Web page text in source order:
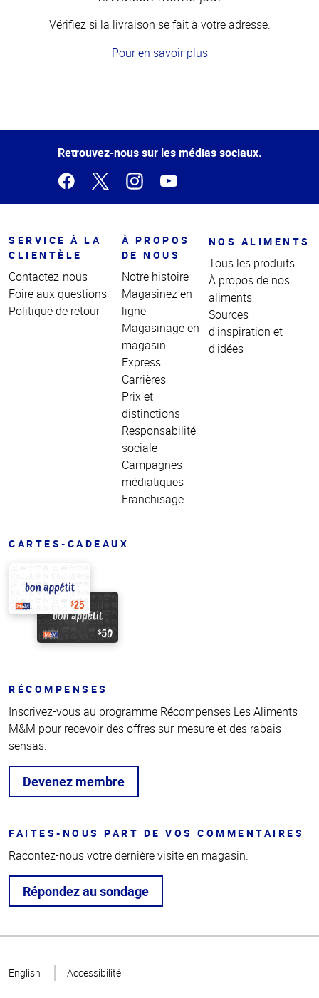
Vérifiez si la livraison se fait à votre adresse.
Pour en savoir plus
de la
Retrouvez-nous sur les médias sociaux.
SERVICE À LA
CLIENTÈLE
Contactez-nous
Foire aux questions
Politique de retour
À PROPOS
DE NOUS
Notre histoire
Magasinez en
ligne
Magasinage en
magasin
Express
Carrières
Prix et
distinctions
Responsabilité
sociale
Campagnes
médiatiques
Franchisage
NOS ALIMENTS
Tous les produits
À propos de nos
aliments
Sources
d'inspiration et
d'idées
CARTES-CADEAUX
RÉCOMPENSES
Inscrivez-vous au programme Récompenses Les Aliments
M&M pour recevoir des offres sur-mesure et des rabais
sensas.
Devenez membre
FAITES-NOUS PART DE VOS COMMENTAIRES
Racontez-nous votre dernière visite en magasin.
Répondez au sondage
page
English Accessibilité